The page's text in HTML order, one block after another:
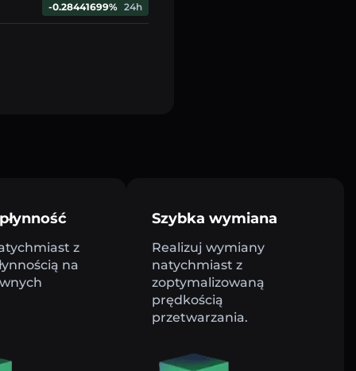
-0.28441699% 24h
z
na
Szybka wymiana
Realizuj wymiany
natychmiast z
zoptymalizowaną
prędkością
przetwarzania.